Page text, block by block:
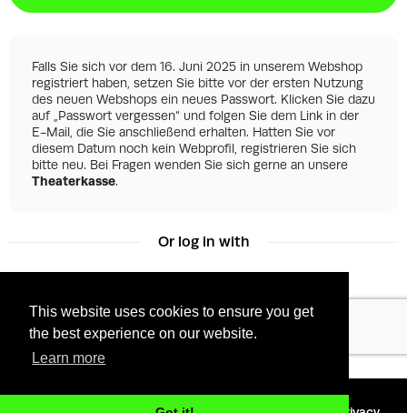
This website uses cookies to ensure you get
the best experience on our website.
Learn more
Falls Sie sich vor dem 16. Juni 2025 in unserem Webshop
registriert haben, setzen Sie bitte vor der ersten Nutzung
des neuen Webshops ein neues Passwort. Klicken Sie dazu
auf „Passwort vergessen“ und folgen Sie dem Link in der
E-Mail, die Sie anschließend erhalten. Hatten Sie vor
diesem Datum noch kein Webprofil, registrieren Sie sich
bitte neu. Bei Fragen wenden Sie sich gerne an unsere
Theaterkasse.
Or log in with
Facebook